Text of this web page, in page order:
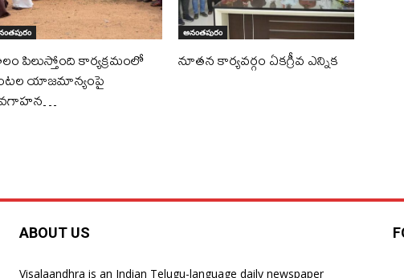
పిలుస్తోంది కార్యక్రమంలో
యాజమాన్యంపై
అనంతపురం
నూతన కార్యవర్గం ఏకగ్రీవ ఎన్నిక
ABOUT US
Visalaandhra is an Indian Telugu-language daily newspaper